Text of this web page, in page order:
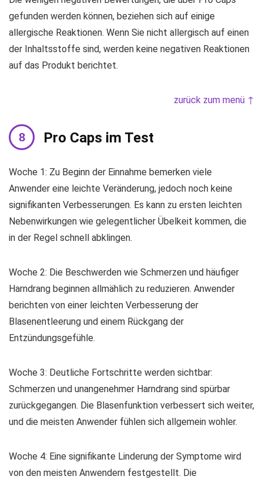
gefunden werden können, beziehen sich auf einige
allergische Reaktionen. Wenn Sie nicht allergisch auf einen
der Inhaltsstoffe sind, werden keine negativen Reaktionen
auf das Produkt berichtet.
zurück zum menü ↑
Pro Caps im Test
Woche 1: Zu Beginn der Einnahme bemerken viele
Anwender eine leichte Veränderung, jedoch noch keine
signifikanten Verbesserungen. Es kann zu ersten leichten
Nebenwirkungen wie gelegentlicher Übelkeit kommen, die
in der Regel schnell abklingen.
Woche 2: Die Beschwerden wie Schmerzen und häufiger
Harndrang beginnen allmählich zu reduzieren. Anwender
berichten von einer leichten Verbesserung der
Blasenentleerung und einem Rückgang der
Entzündungsgefühle.
Woche 3: Deutliche Fortschritte werden sichtbar:
Schmerzen und unangenehmer Harndrang sind spürbar
zurückgegangen. Die Blasenfunktion verbessert sich weiter,
und die meisten Anwender fühlen sich allgemein wohler.
Woche 4: Eine signifikante Linderung der Symptome wird
von den meisten Anwendern festgestellt. Die